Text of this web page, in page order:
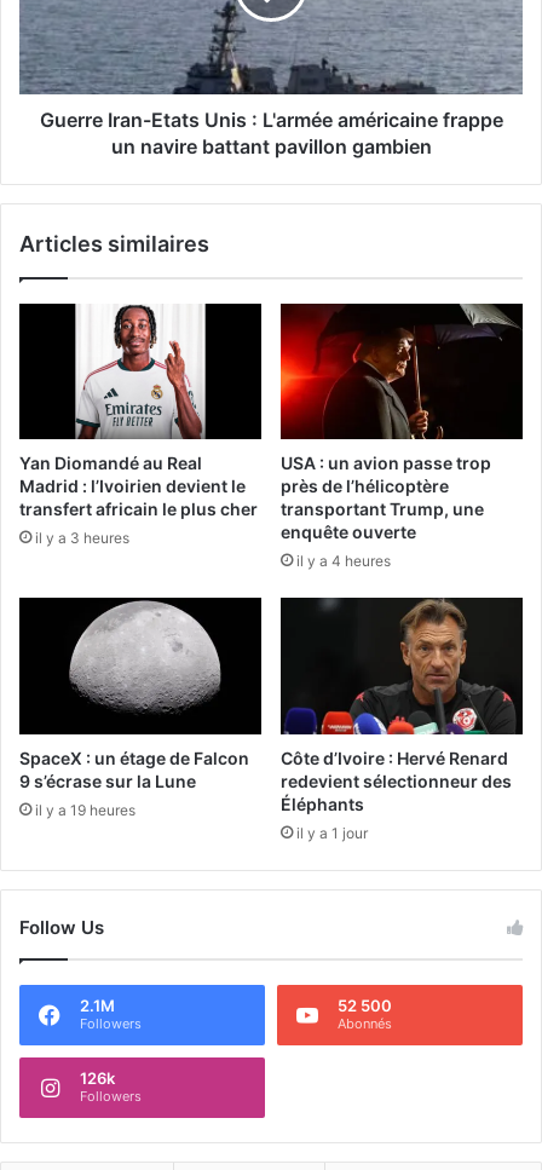
Guerre Iran-Etats Unis : L'armée américaine frappe
un navire battant pavillon gambien
Articles similaires
Yan Diomandé au Real
Madrid : l’Ivoirien devient le
transfert africain le plus cher
il y a 3 heures
USA : un avion passe trop
près de l’hélicoptère
transportant Trump, une
enquête ouverte
il y a 4 heures
SpaceX : un étage de Falcon
9 s’écrase sur la Lune
il y a 19 heures
Côte d’Ivoire : Hervé Renard
redevient sélectionneur des
Éléphants
il y a 1 jour
Follow Us
2.1M
Followers
52 500
Abonnés
126k
Followers